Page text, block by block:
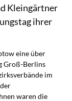
Kleingärtner
ihrer
eine über
Groß-Berlins
im
waren die